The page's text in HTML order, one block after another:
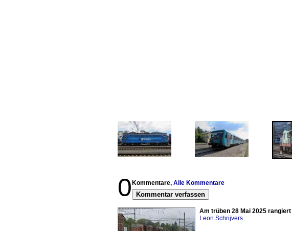
0 Kommentare, Alle Kommentare
Kommentar verfassen
Am trüben 28 Mai 2025
Leon Schrijvers